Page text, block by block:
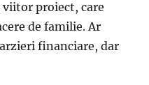
proiect, care
de familie. Ar
financiare, dar